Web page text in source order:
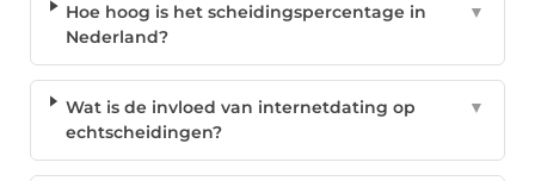
Hoe hoog is het scheidingspercentage in
Nederland?
▼
Wat is de invloed van internetdating op
echtscheidingen?
▼